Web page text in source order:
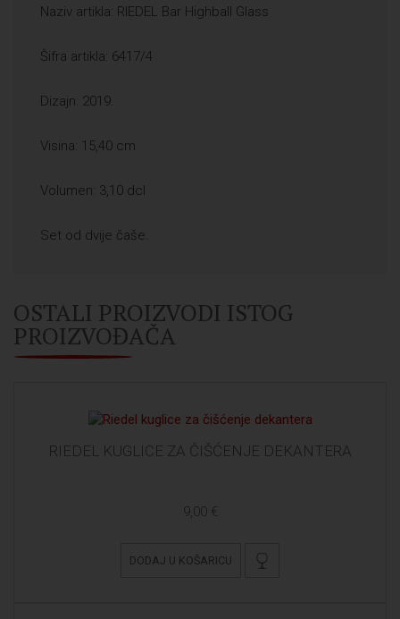
Naziv artikla: RIEDEL Bar Highball Glass
Šifra artikla: 6417/4
Dizajn: 2019.
Visina: 15,40 cm
Volumen: 3,10 dcl
Set od dvije čaše.
OSTALI PROIZVODI ISTOG
PROIZVOĐAČA
RIEDEL KUGLICE ZA ČIŠĆENJE DEKANTERA
9,00 €
DODAJ U KOŠARICU